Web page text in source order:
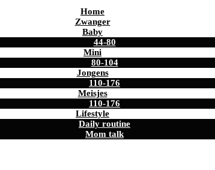
Home
Zwanger
Baby
44-80
Mini
80-104
Jongens
110-176
Meisjes
110-176
Lifestyle
Daily routine
Mom talk